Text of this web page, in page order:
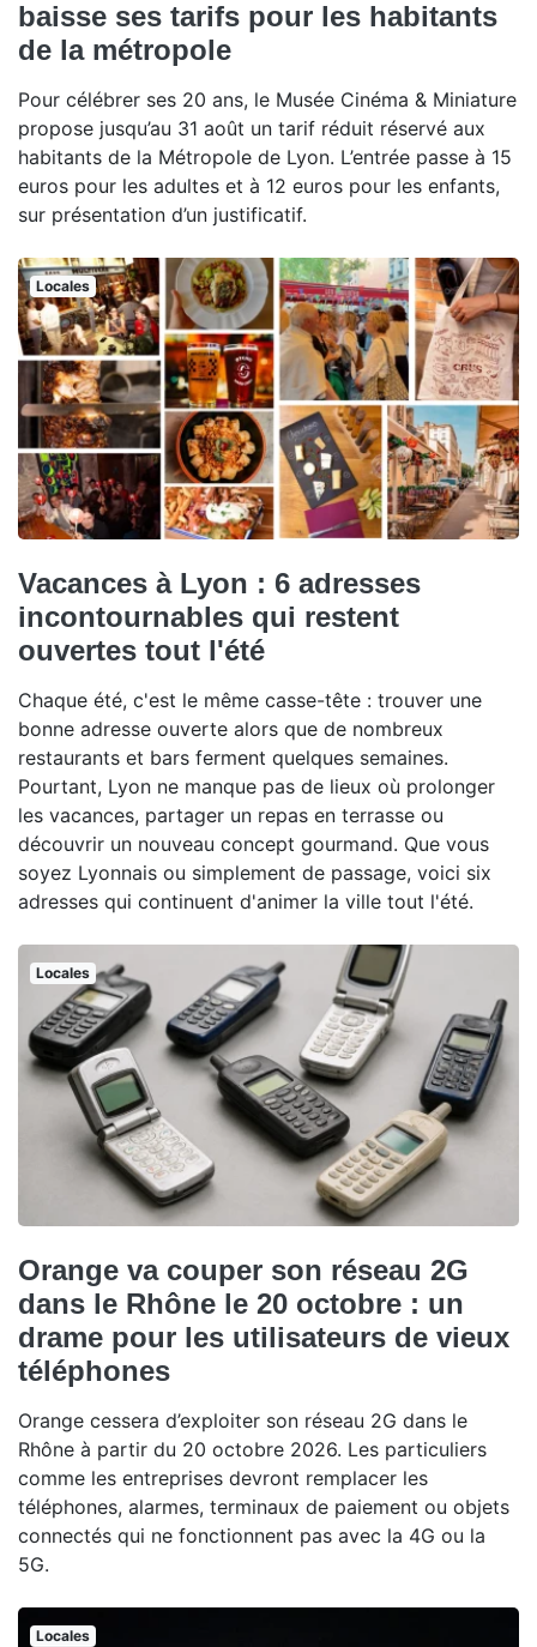
baisse ses tarifs pour les habitants
de la métropole
Pour célébrer ses 20 ans, le Musée Cinéma & Miniature
propose jusqu’au 31 août un tarif réduit réservé aux
habitants de la Métropole de Lyon. L’entrée passe à 15
euros pour les adultes et à 12 euros pour les enfants,
sur présentation d’un justificatif.
Locales
Vacances à Lyon : 6 adresses
incontournables qui restent
ouvertes tout l'été
Chaque été, c'est le même casse-tête : trouver une
bonne adresse ouverte alors que de nombreux
restaurants et bars ferment quelques semaines.
Pourtant, Lyon ne manque pas de lieux où prolonger
les vacances, partager un repas en terrasse ou
découvrir un nouveau concept gourmand. Que vous
soyez Lyonnais ou simplement de passage, voici six
adresses qui continuent d'animer la ville tout l'été.
Locales
Orange va couper son réseau 2G
dans le Rhône le 20 octobre : un
drame pour les utilisateurs de vieux
téléphones
Orange cessera d’exploiter son réseau 2G dans le
Rhône à partir du 20 octobre 2026. Les particuliers
comme les entreprises devront remplacer les
téléphones, alarmes, terminaux de paiement ou objets
connectés qui ne fonctionnent pas avec la 4G ou la
5G.
Locales